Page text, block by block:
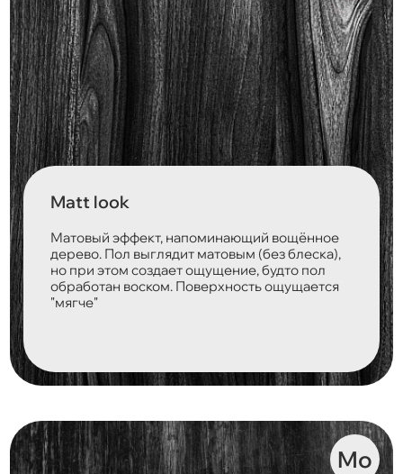
Matt look
Матовый эффект, напоминающий вощённое
дерево. Пол выглядит матовым (без блеска),
но при этом создает ощущение, будто пол
обработан воском. Поверхность ощущается
"мягче"
Mo